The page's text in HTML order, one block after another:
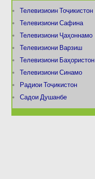
Телевизиоин Тоҷикистон
Телевизиони Сафина
Телевизиони Ҷаҳоннамо
Телевизиони Варзиш
Телевизиони Баҳористон
Телевизиони Синамо
Радиои Тоҷикистон
Садои Душанбе